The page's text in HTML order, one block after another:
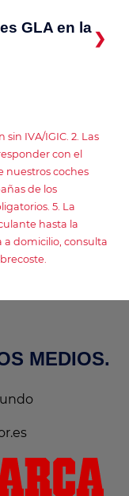
GLA en la
IVA/IGIC. 2. Las
con el
nuestros coches
de los
5. La
hasta la
a domicilio, consulta
MEDIOS.